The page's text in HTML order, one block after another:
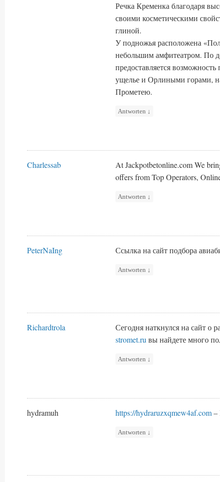
Речка Кременка благодаря
своими косметическими
глиной.
У подножья расположена
небольшим амфитеатром. По
предоставляется
ущелье и Орлиными горами,
Прометею.
Antworten ↓
Charlessab
At Jackpotbetonline.com We
offers from Top Operators,
Antworten ↓
PeterNaIng Ссылка на сайт подбора
Antworten ↓
Richardtrola
Сегодня наткнулся на сайт о
stromet.ruвы найдете много
Antworten ↓
hydramuh https://hydraruzxqmew4af.com–
Antworten ↓